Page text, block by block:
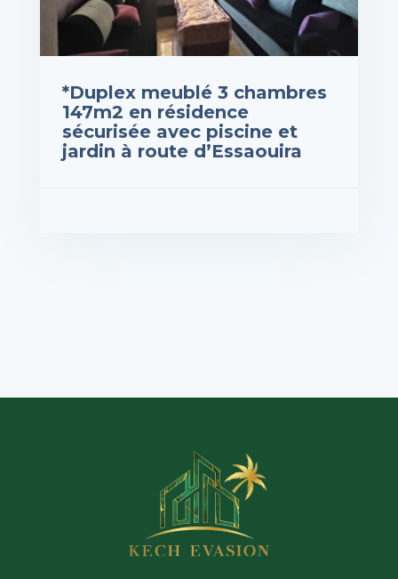
*Duplex meublé 3 chambres
147m2 en résidence
sécurisée avec piscine et
jardin à route d’Essaouira